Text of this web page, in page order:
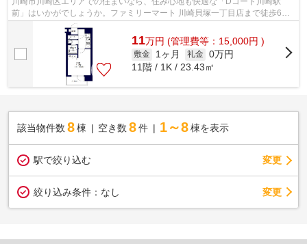
前」はいかがでしょうか。ファミリーマート 川崎貝塚一丁目店まで徒歩6分
と近場にコンビニがあるのもポイント。川...
11万円 (管理費等：15,000円 )
敷金 1ヶ月 礼金 0万円
11階 / 1K / 23.43㎡
該当物件数 8棟 空き数 8 件 1～8 棟を表示
駅で絞り込む 変更
絞り込み条件： なし 変更